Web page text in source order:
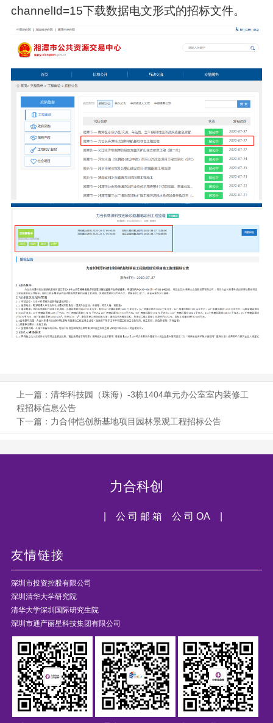
channelId=15下载数据电文形式的招标文件。
上一篇： 清华科技园（珠海）-3栋1404单元办公室室内装修工
程招标信息公告
下一篇： 力合仲恺创新基地项目园林景观工程招标公告
力合科创
公 司 OA |
| 公 司 邮 箱
友情链接
深圳市投资控股有限公司
深圳清华大学研究院
清华大学深圳国际研究生院
深圳市通产丽星科技集团有限公司